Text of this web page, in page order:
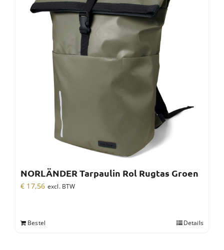
NORLÄNDER Tarpaulin Rol Rugtas Groen
€ 17,56 excl. BTW
Bestel Details